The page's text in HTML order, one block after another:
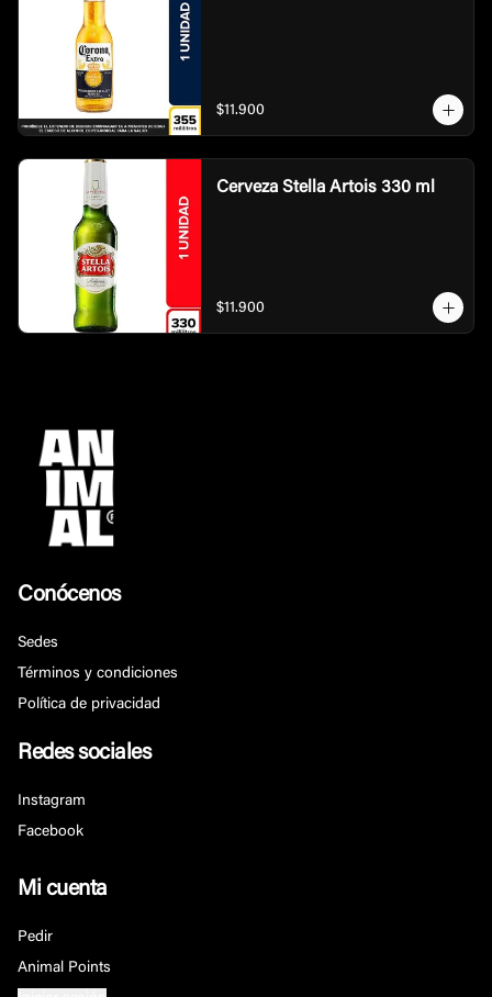
$11.900
Cerveza Stella Artois 330 ml
$11.900
Conócenos
Sedes
Términos y condiciones
Política de privacidad
Redes sociales
Instagram
Facebook
Mi cuenta
Pedir
Animal Points